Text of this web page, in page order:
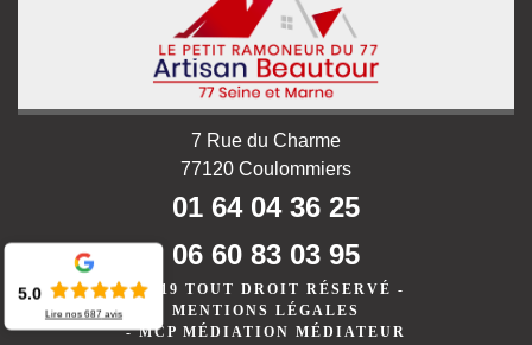
7 Rue du Charme
77120 Coulommiers
01 64 04 36 25
06 60 83 03 95
©2019 TOUT DROIT RÉSERVÉ -
MENTIONS LÉGALES
-MCP MÉDIATION MÉDIATEUR
5.0
Lire nos687 avis